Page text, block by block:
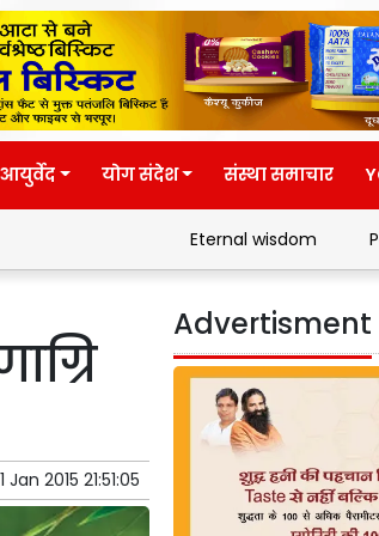
योग संदेश संस्था समाचार
Eternal wisdom Patanjali's
Jan 2015 21:51:05
Advertisment